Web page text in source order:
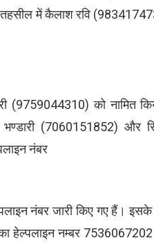
में कैलाश रवि
(9759044310) को नामित
(7060151852) और
नंबर
नंबर जारी किए गए हैं। इसके
हेल्पलाइन नम्बर 7536067202